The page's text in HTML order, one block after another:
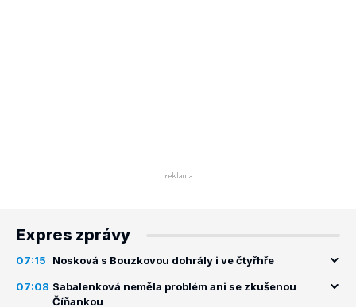
Expres zprávy
07:15 Nosková s Bouzkovou dohrály i ve čtyřhře
07:08 Sabalenková neměla problém ani se zkušenou
Číňankou